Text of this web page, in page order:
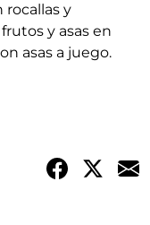
rocallas y
y asas en
asas a juego.